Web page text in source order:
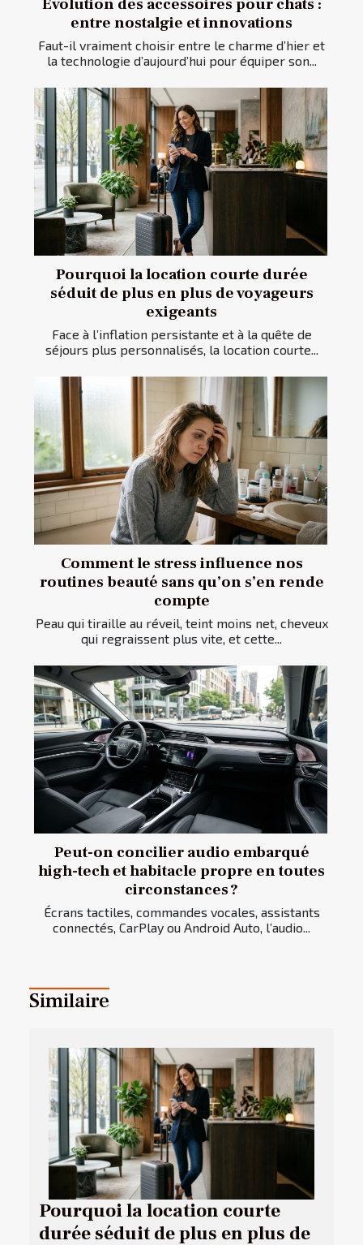
Évolution des accessoires pour chats :
entre nostalgie et innovations
Faut-il vraiment choisir entre le charme d’hier et
la technologie d’aujourd’hui pour équiper son...
Pourquoi la location courte durée
séduit de plus en plus de voyageurs
exigeants
Face à l’inflation persistante et à la quête de
séjours plus personnalisés, la location courte...
Comment le stress influence nos
routines beauté sans qu’on s’en rende
compte
Peau qui tiraille au réveil, teint moins net, cheveux
qui regraissent plus vite, et cette...
Peut-on concilier audio embarqué
high-tech et habitacle propre en toutes
circonstances ?
Écrans tactiles, commandes vocales, assistants
connectés, CarPlay ou Android Auto, l’audio...
Similaire
Pourquoi la location courte
durée séduit de plus en plus de